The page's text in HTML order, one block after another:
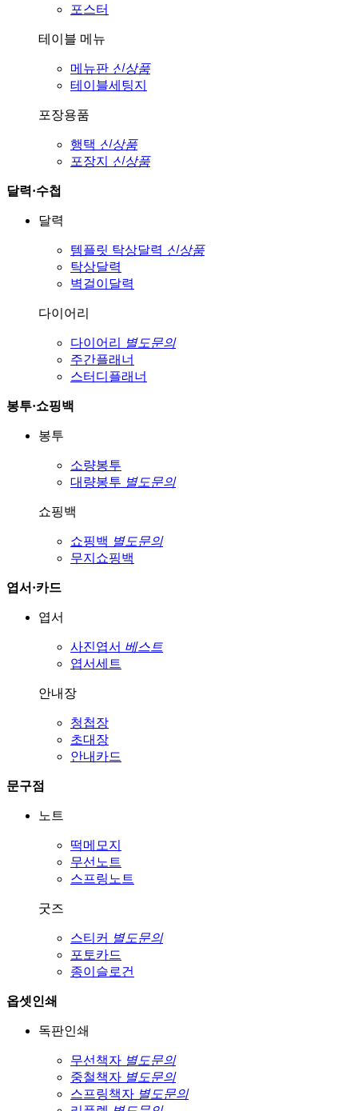
포스터
테이블 메뉴
메뉴판 신상품
테이블세팅지
포장용품
행택 신상품
포장지
신상품
달력·수첩
달력
템플릿 탁상달력 신상품
탁상달력
벽걸이달력
다이어리
다이어리
별도문의
주간플래너
스터디플래너
봉투·쇼핑백
봉투
소량봉투
대량봉투 별도문의
쇼핑백
쇼핑백 별도문의
무지쇼핑백
엽서·카드
엽서
사진엽서 베스트
엽서세트
안내장
청첩장
초대장
안내카드
문구점
노트
떡메모지
무선노트
스프링노트
굿즈
스티커 별도문의
포토카드
종이슬로건
옵셋인쇄
독판인쇄
무선책자 별도문의
중철책자 별도문의
스프링책자 별도문의